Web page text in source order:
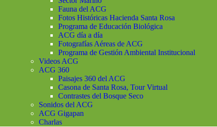
Fauna del ACG
Fotos Históricas Hacienda Santa Rosa
Programa de Educación Biológica
ACG día a día
Fotografías Aéreas de ACG
Programa de Gestión Ambiental Institucional
Videos ACG
ACG 360
Paisajes 360 del ACG
Casona de Santa Rosa, Tour Virtual
Contrastes del Bosque Seco
Sonidos del ACG
ACG Gigapan
Charlas